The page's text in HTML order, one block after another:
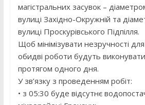
магістральних засувок –
вулиці Західно-Окружній та
вулиці Проскурівського Підпілля.
Щоб мінімізувати незручності
обидві роботи будуть
протягом одного дня.
У зв’язку з проведенням робіт:
• з 05:30 буде відсутнє